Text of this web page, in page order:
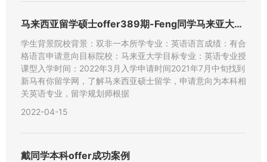
马来西亚留学硕士offer389期-Feng同学马来亚大学【
学生背景院校背景：双非一本所学专业：英语语言成绩：有合
格语言申请意向目标院校：马来亚大学目标专业：英语专业授
课型入学时间：2022年3月入学申请时间2021年7月中旬找到
新马有你留学网，了解马来西亚硕士留学，申请意向为本科相
关英语专业，留学规划师根据
2022-04-15
戴同学本科offer成功案例